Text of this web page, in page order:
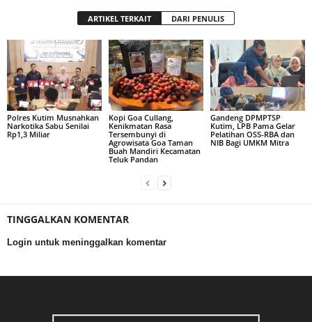
ARTIKEL TERKAIT DARI PENULIS
Polres Kutim Musnahkan
Narkotika Sabu Senilai
Rp1,3 Miliar
Kopi Goa Cullang,
Kenikmatan Rasa
Tersembunyi di
Agrowisata Goa Taman
Buah Mandiri Kecamatan
Teluk Pandan
Gandeng DPMPTSP
Kutim, LPB Pama Gelar
Pelatihan OSS-RBA dan
NIB Bagi UMKM Mitra
TINGGALKAN KOMENTAR
Login untuk meninggalkan komentar